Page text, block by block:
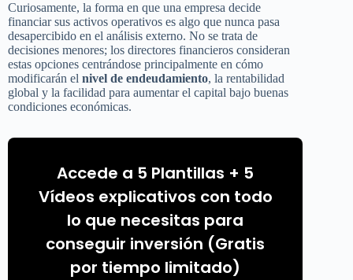
Curiosamente, la forma en que una empresa decide
financiar sus activos operativos es algo que nunca pasa
desapercibido en el análisis externo. No se trata de
decisiones menores; los directores financieros consideran
estas opciones centrándose principalmente en cómo
modificarán el nivel de endeudamiento, la rentabilidad
global y la facilidad para aumentar el capital bajo buenas
condiciones económicas.
Accede a 5 Plantillas + 5
Vídeos explicativos con todo
lo que necesitas para
conseguir inversión (Gratis
por tiempo limitado)